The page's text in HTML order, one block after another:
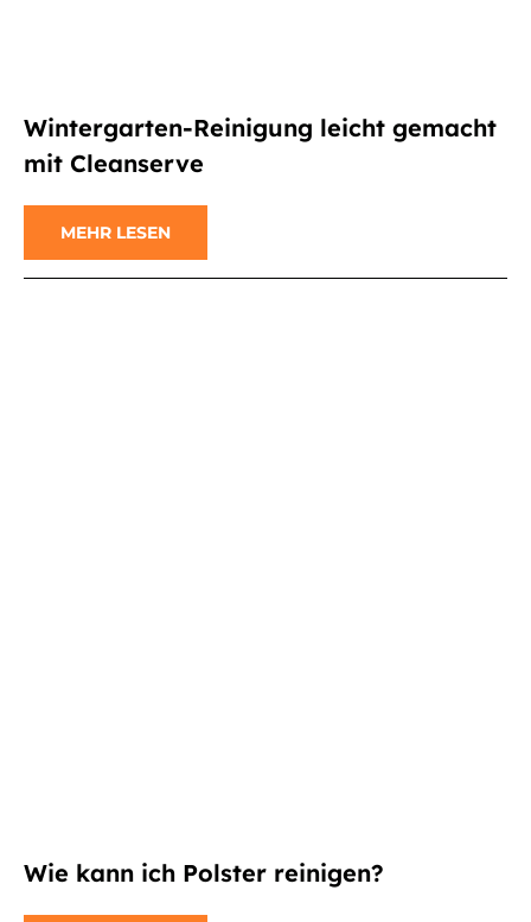
Wintergarten-Reinigung leicht gemacht
mit Cleanserve
MEHR LESEN
Wie kann ich Polster reinigen?